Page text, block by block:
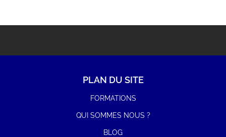
PLAN DU SITE
FORMATIONS
QUI SOMMES NOUS ?
BLOG